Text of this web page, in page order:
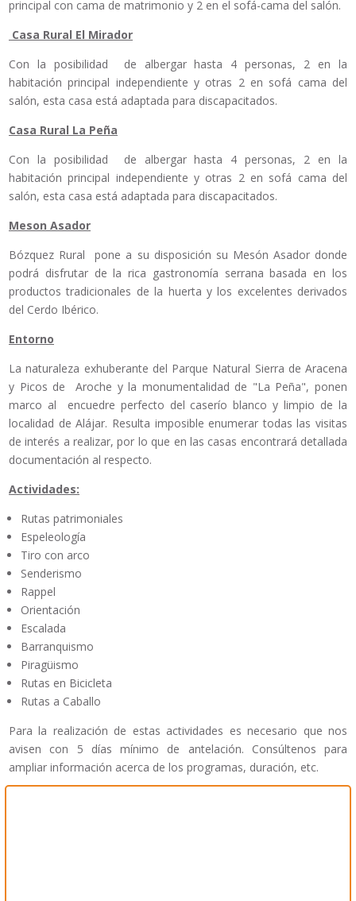
principal con cama de matrimonio y 2 en el sofá-cama del salón.
Casa Rural El Mirador
Con la posibilidad de albergar hasta 4 personas, 2 en la
habitación principal independiente y otras 2 en sofá cama del
salón, esta casa está adaptada para discapacitados.
Casa Rural La Peña
Con la posibilidad de albergar hasta 4 personas, 2 en la
habitación principal independiente y otras 2 en sofá cama del
salón, esta casa está adaptada para discapacitados.
Meson Asador
Bózquez Rural pone a su disposición su Mesón Asador donde
podrá disfrutar de la rica gastronomía serrana basada en los
productos tradicionales de la huerta y los excelentes derivados
del Cerdo Ibérico.
Entorno
La naturaleza exhuberante del Parque Natural Sierra de Aracena
y Picos de Aroche y la monumentalidad de "La Peña", ponen
marco al encuedre perfecto del caserío blanco y limpio de la
localidad de Alájar. Resulta imposible enumerar todas las visitas
de interés a realizar, por lo que en las casas encontrará detallada
documentación al respecto.
Actividades:
Rutas patrimoniales
Espeleología
Tiro con arco
Senderismo
Rappel
Orientación
Escalada
Barranquismo
Piragüismo
Rutas en Bicicleta
Rutas a Caballo
Para la realización de estas actividades es necesario que nos
avisen con 5 días mínimo de antelación. Consúltenos para
ampliar información acerca de los programas, duración, etc.